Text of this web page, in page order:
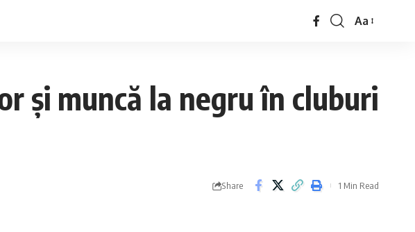
Aa
și muncă la negru în cluburi
Share 1 Min Read